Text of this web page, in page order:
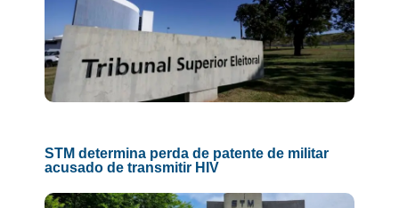
STM determina perda de patente de militar
acusado de transmitir HIV